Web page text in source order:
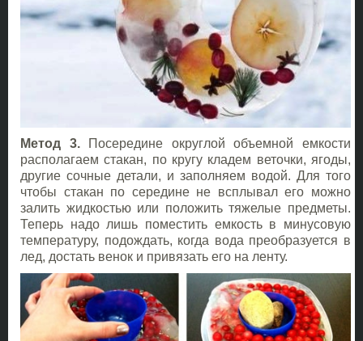
Метод 3.Посередине округлой объемной емкости
располагаем стакан, по кругу кладем веточки, ягоды,
другие сочные детали, и заполняем водой. Для того
чтобы стакан по середине не всплывал его можно
залить жидкостью или положить тяжелые предметы.
Теперь надо лишь поместить емкость в минусовую
температуру, подождать, когда вода преобразуется в
лед, достать венок и привязать его на ленту.